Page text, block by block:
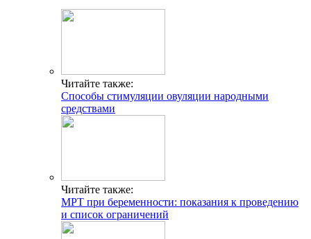
Читайте также:
Способы стимуляции овуляции народными
средствами
Читайте также:
МРТ при беременности: показания к проведению
и список ограничений